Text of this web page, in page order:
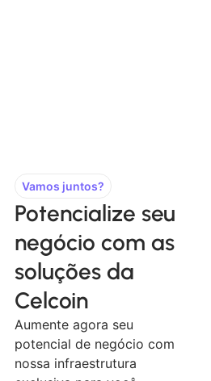
Vamos juntos?
Potencialize seu
negócio com as
soluções da
Celcoin
Aumente agora seu
potencial de negócio com
nossa infraestrutura